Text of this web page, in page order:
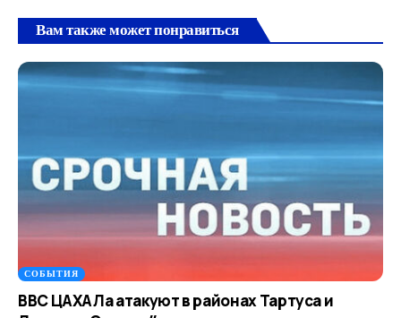
Вам также может понравиться
СОБЫТИЯ
ВВС ЦАХАЛа атакуют в районах Тартуса и